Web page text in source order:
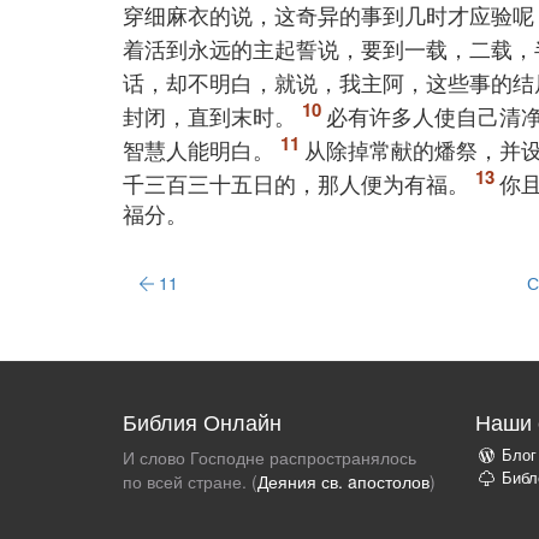
穿细麻衣的说，这奇异的事到几时才应验
着活到永远的主起誓说，要到一载，二载
话，却不明白，就说，我主阿，这些事的
封闭，直到末时。
必有许多人使自己清
智慧人能明白。
从除掉常献的燔祭，并
千三百三十五日的，那人便为有福。
你
福分。
11
Библия Онлайн
И слово Господне распространялось
по всей стране. (Деяния св. aпостолов)
Наши
Блог